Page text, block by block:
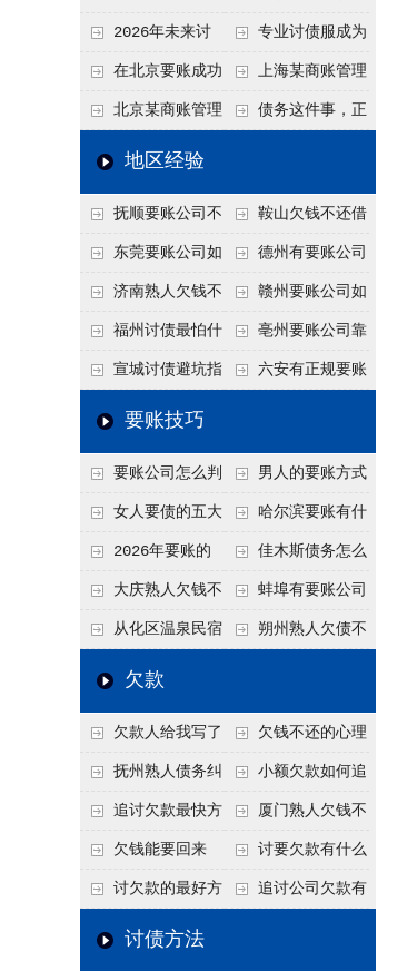
局及未来趋势分析
状、合规痛点与未来
发展趋势深度解析
法方法总结
2026年未来讨
债要账公司发展趋势
专业讨债服成为
2026年的发展趋势
在北京要账成功
率高吗？未来追账公
司发展趋势引发行业
上海某商账管理
机构聚焦合规服务
北京某商账管理
服务机构持续提升合
力企业化解应收账款
难题
债务这件事，正
地区经验
抚顺要账公司不
敢透漏的追回方法是
什么？
鞍山欠钱不还借
口太多？2026年这3
句反问话术，直接把
他后路堵死
东莞要账公司如
何有效要账讨债？20
26年合法追债经验总
结！
德州有要账公司
吗？如何合法讨债才
不沾风险？
济南熟人欠钱不
还？
赣州要账公司如
何有效讨债？合法追
债四步秘籍
福州讨债最怕什
么？2026年这两个关
键细节，做错就很难
亳州要账公司靠
谱吗？合法讨债四步
宣城讨债避坑指
南：2026年这2个细
回！
六安有正规要账
要账技巧
要账公司怎么判
断这个案子能不能
接？接案评估的标准
男人的要账方式
是什么呢？
女人要债的五大
绝招,轻松搞定
哈尔滨要账有什
么合法手段？2026年
最新追账方式总结！
2026年要账的
七个小方法
佳木斯债务怎么
追回呢？2026年成功
要账就用这2招
大庆熟人欠钱不
还躲猫猫？2026年这
个“诉前调解”成功率
蚌埠有要账公司
吗？2026年这3个方
从化区温泉民宿
老板借钱不还？2026
施压，立马主动结清
朔州熟人欠债不
死账变活
欠款
欠款人给我写了
还款计划书有用吗？
书面承诺的法律效力
欠钱不还的心理
是什么？读懂欠款人
的心态催收事半功倍
抚州熟人债务纠
纷咋办？这一招好开
口
小额欠款如何追
讨
追讨欠款最快方
法是什么？
厦门熟人欠钱不
还？2026年合法秘
籍！
欠钱能要回来
吗？
讨要欠款有什么
好办法
讨欠款的最好方 追讨公司欠款有
讨债方法